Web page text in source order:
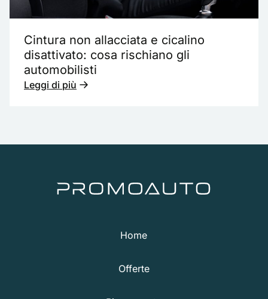
Cintura non allacciata e cicalino
disattivato: cosa rischiano gli
automobilisti
Leggi di più
Home
Offerte